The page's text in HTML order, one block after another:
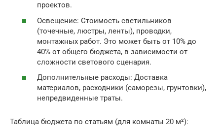
проектов.
Освещение: Стоимость светильников
(точечные, люстры, ленты), проводки,
монтажных работ. Это может быть от 10% до
40% от общего бюджета, в зависимости от
сложности светового сценария.
Дополнительные расходы: Доставка
материалов, расходники (саморезы, грунтовки),
непредвиденные траты.
Таблица бюджета по статьям (для комнаты 20 м²):